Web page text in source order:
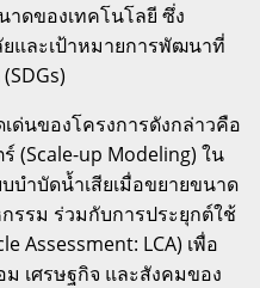
ดของเทคโนโลยี ซึ่ง
และเป้าหมายการพัฒนาที่
ด่นของโครงการดังกล่าวคือ
(Scale-up Modeling) ใน
บำบัดน้ำเสียเมื่อขยายขนาด
รรม ร่วมกับการประยุกต์ใช้
Assessment: LCA) เพื่อ
เศรษฐกิจ และสังคมของ